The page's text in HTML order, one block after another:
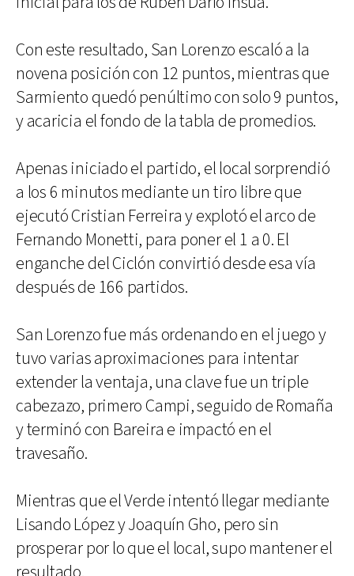
Con este resultado, San Lorenzo escaló a la
novena posición con 12 puntos, mientras que
Sarmiento quedó penúltimo con solo 9 puntos,
y acaricia el fondo de la tabla de promedios.
Apenas iniciado el partido, el local sorprendió
a los 6 minutos mediante un tiro libre que
ejecutó Cristian Ferreira y explotó el arco de
Fernando Monetti, para poner el 1 a 0. El
enganche del Ciclón convirtió desde esa vía
después de 166 partidos.
San Lorenzo fue más ordenando en el juego y
tuvo varias aproximaciones para intentar
extender la ventaja, una clave fue un triple
cabezazo, primero Campi, seguido de Romaña
y terminó con Bareira e impactó en el
travesaño.
Mientras que el Verde intentó llegar mediante
Lisando López y Joaquín Gho, pero sin
prosperar por lo que el local, supo mantener el